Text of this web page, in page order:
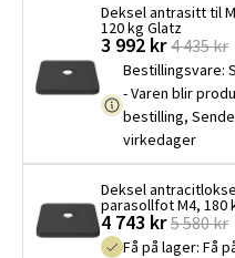
Deksel antrasitt til
120 kg Glatz
3 992 kr 4 435 kr
Bestillingsvare:
- Varen blir
bestilling,
virkedager
Deksel
parasollfot M4, 180
4 743 kr 5 580 kr
Få på lager: Få